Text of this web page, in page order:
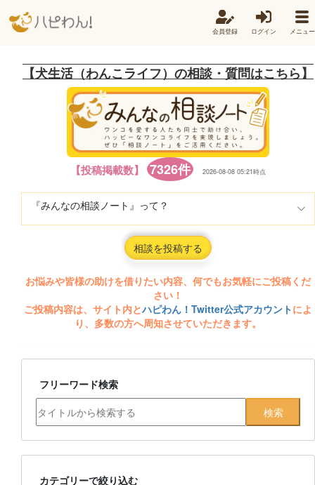
会員登録 ログイン メニュー
【犬生活（わんこライフ）の相談・質問はこちら】
【投稿掲載数】 7326件 2026-08-08 05:21時点
『みんなの相談ノート』って？
相談を投稿する
お悩みや皆様の助けを借りたい内容、何でもお気軽にご投稿くだ
さい！
ご投稿内容は、サイト内とハピわん！Twitter公式アカウントによ
り、多数の方へ周知させていただきます。
フリーワード検索
カテゴリーで絞り込む